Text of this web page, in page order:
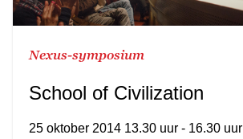
Nexus-symposium
School of Civilization
25 oktober 2014 13.30 uur - 16.30 uur